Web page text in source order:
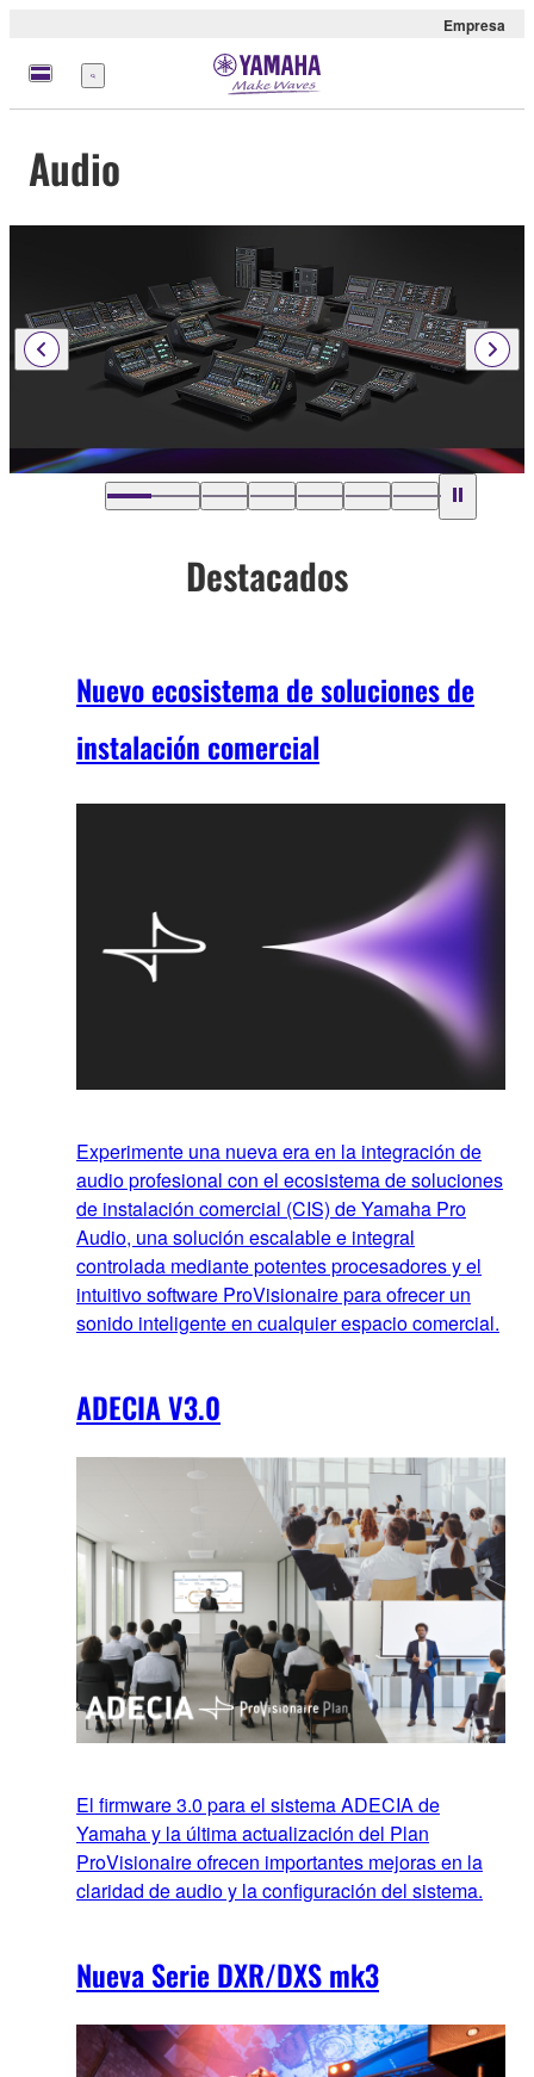
Empresa
Menú
Audio
Destacados
Nuevo ecosistema de soluciones de
instalación comercial
Experimente una nueva era en la integración de
audio profesional con el ecosistema de soluciones
de instalación comercial (CIS) de Yamaha Pro
Audio, una solución escalable e integral
controlada mediante potentes procesadores y el
intuitivo software ProVisionaire para ofrecer un
sonido inteligente en cualquier espacio comercial.
ADECIA V3.0
El firmware 3.0 para el sistema ADECIA de
Yamaha y la última actualización del Plan
ProVisionaire ofrecen importantes mejoras en la
claridad de audio y la configuración del sistema.
Nueva Serie DXR/DXS mk3